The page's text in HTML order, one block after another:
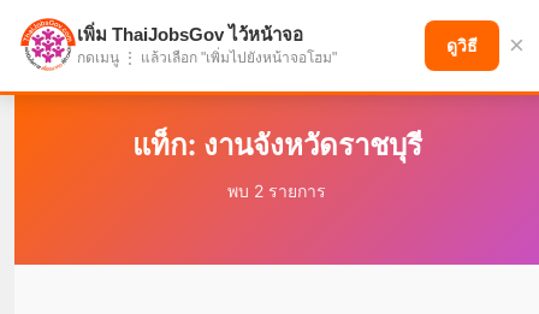
แบ่งปันโอกาส เพื่ออนาคตที่ก้าวหน้า
แท็ก: งานจังหวัดราชบุรี
พบ 2 รายการ
เพิ่ม ThaiJobsGov ไว้หน้าจอ
กดเมนู ⋮ แล้วเลือก "เพิ่มไปยังหน้าจอโฮม"
ดูวิธี ×